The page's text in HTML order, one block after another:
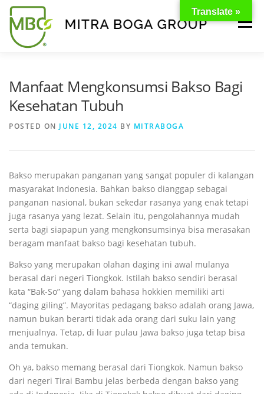
Menu
Manfaat Mengkonsumsi Bakso Bagi
Kesehatan Tubuh
POSTED ON JUNE 12, 2024 BY MITRABOGA
Bakso merupakan panganan yang sangat populer di kalangan
masyarakat Indonesia. Bahkan bakso dianggap sebagai
panganan nasional, bukan sekedar rasanya yang enak tetapi
juga rasanya yang lezat. Selain itu, pengolahannya mudah
serta bagi siapapun yang mengkonsumsinya bisa merasakan
beragam manfaat bakso bagi kesehatan tubuh.
Bakso yang merupakan olahan daging ini awal mulanya
berasal dari negeri Tiongkok. Istilah bakso sendiri berasal
kata “Bak-So” yang dalam bahasa hokkien memiliki arti
“daging giling”. Mayoritas pedagang bakso adalah orang Jawa,
namun bukan berarti tidak ada orang dari suku lain yang
menjualnya. Tetap, di luar pulau Jawa bakso juga tetap bisa
anda temukan.
Oh ya, bakso memang berasal dari Tiongkok. Namun bakso
dari negeri Tirai Bambu jelas berbeda dengan bakso yang
Translate »